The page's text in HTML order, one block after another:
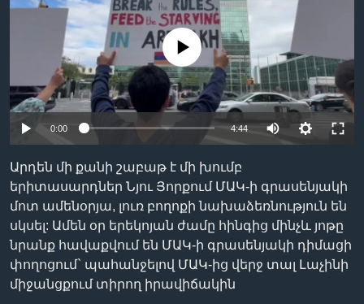
ՀԵՏԵՒԵՔ ՄԵԶ
Լեզուներ
No media source currently available
0:00 4:44
Արդեն մի քանի շաբաթ է մի խումբ
երիտասարդներ Նյու Յորքում ՄԱԿ-ի գրասենյակի
մոտ ամենօրյա, լուռ բողոքի նախաձեռնություն են
սկսել: Ամեն օր երեկոյան ժամը հինգից մինչև յոթը
նրանք հավաքվում են ՄԱԿ-ի գրասենյակի դիմացի
փողոցում` պահանջելով ՄԱԿ-ից վերջ տալ Լաչինի
միջանցքում տիրող իրավիճակին